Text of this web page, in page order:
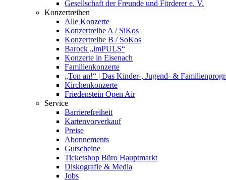
Gesellschaft der Freunde und Förderer e. V.
Konzertreihen
Alle Konzerte
Konzertreihe A / SiKos
Konzertreihe B / SoKos
Barock „imPULS“
Konzerte in Eisenach
Familienkonzerte
„Ton an!“ | Das Kinder-, Jugend- &
Kirchenkonzerte
Friedenstein Open Air
Service
Barrierefreiheit
Kartenvorverkauf
Preise
Abonnements
Gutscheine
Ticketshop Büro Hauptmarkt
Diskografie & Media
Jobs